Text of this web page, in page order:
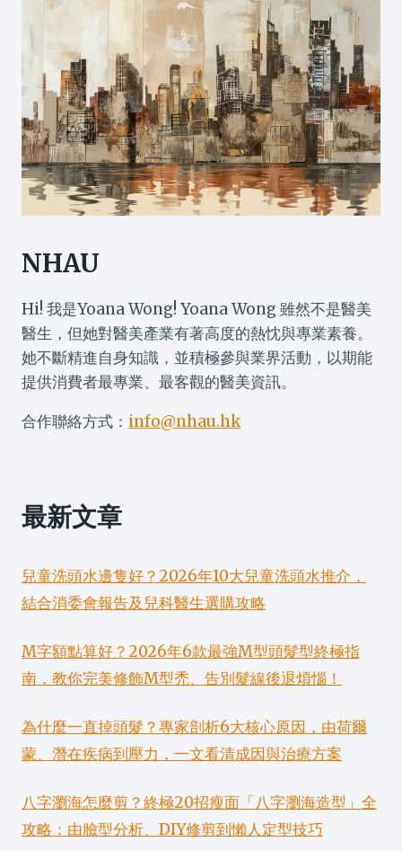
NHAU
Hi! 我是Yoana Wong! Yoana Wong 雖然不是醫美
醫生，但她對醫美產業有著高度的熱忱與專業素養。
她不斷精進自身知識，並積極參與業界活動，以期能
提供消費者最專業、最客觀的醫美資訊。
合作聯絡方式： info@nhau.hk
最新文章
兒童洗頭水邊隻好？2026年10大兒童洗頭水推介，
結合消委會報告及兒科醫生選購攻略
M字額點算好？2026年6款最強M型頭髮型終極指
南，教你完美修飾M型禿、告別髮線後退煩惱！
為什麼一直掉頭髮？專家剖析6大核心原因，由荷爾
蒙、潛在疾病到壓力，一文看清成因與治療方案
八字瀏海怎麼剪？終極20招瘦面「八字瀏海造型」全
攻略：由臉型分析、DIY修剪到懶人定型技巧